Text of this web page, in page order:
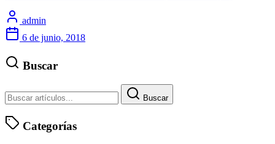
admin
6 de junio, 2018
Buscar
Buscar
Categorías